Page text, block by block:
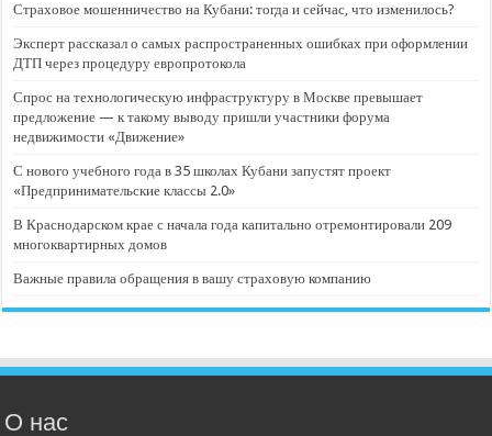
Страховое мошенничество на Кубани: тогда и сейчас, что изменилось?
Эксперт рассказал о самых распространенных ошибках при оформлении
ДТП через процедуру европротокола
Спрос на технологическую инфраструктуру в Москве превышает
предложение — к такому выводу пришли участники форума
недвижимости «Движение»
С нового учебного года в 35 школах Кубани запустят проект
«Предпринимательские классы 2.0»
В Краснодарском крае с начала года капитально отремонтировали 209
многоквартирных домов
Важные правила обращения в вашу страховую компанию
О нас